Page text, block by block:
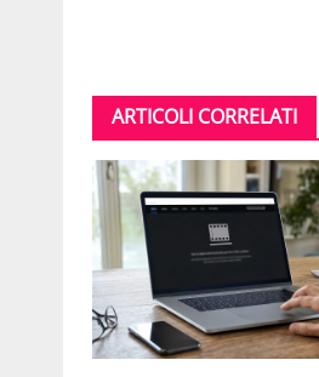
ARTICOLI CORRELATI